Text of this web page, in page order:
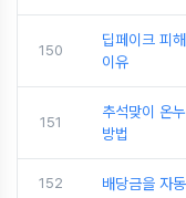
150
딥페이크 피
이유
151
추석맞이 온
방법
152 배당금을 자